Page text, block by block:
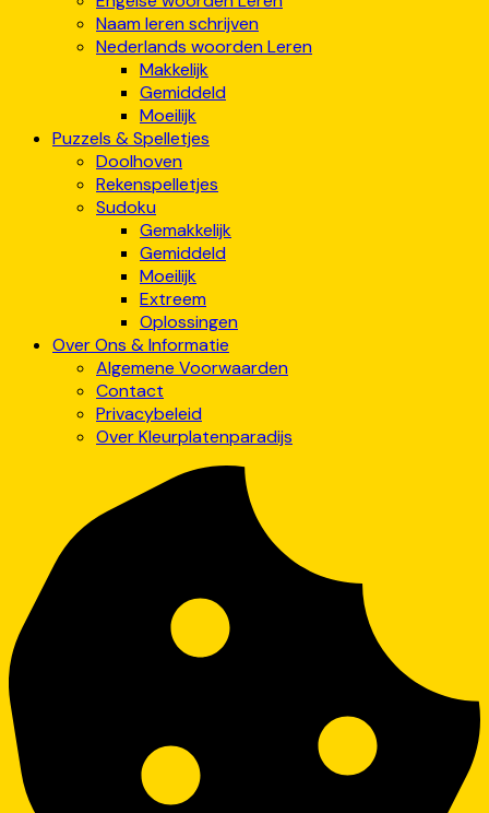
Naam leren schrijven
Nederlands woorden Leren
Makkelijk
Gemiddeld
Moeilijk
Puzzels & Spelletjes
Doolhoven
Rekenspelletjes
Sudoku
Gemakkelijk
Gemiddeld
Moeilijk
Extreem
Oplossingen
Over Ons & Informatie
Algemene Voorwaarden
Contact
Privacybeleid
Over Kleurplatenparadijs